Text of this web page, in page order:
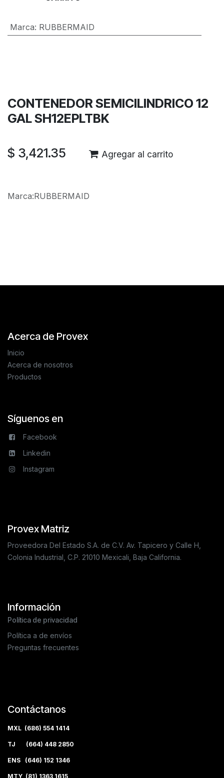
Marca: RUBBERMAID
CONTENEDOR SEMICILINDRICO 12
GAL SH12EPLTBK
$ 3,421.35 Agregar al carrito
Marca:RUBBERMAID
Acerca de Provex
Inicio
Acerca de nosotros
Productos
Síguenos en
Facebook
Linkedin
Instagram
Provex Matriz
Proveedora Del Estado S.A. de C.V. Av. Tapicero y Calle H,
Colonia Industrial, C.P. 21010 Mexicali, Baja California.
Información
Política de privacidad
Política a de envíos
Preguntas frecuentes
Contáctanos
MXL (686) 554 1414
TJ (664) 448 2850
ENS (646) 152 1346
MTY (81) 1363 1615